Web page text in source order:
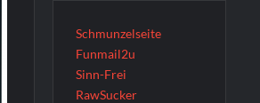
Schmunzelseite
Funmail2u
Sinn-Frei
RawSucker